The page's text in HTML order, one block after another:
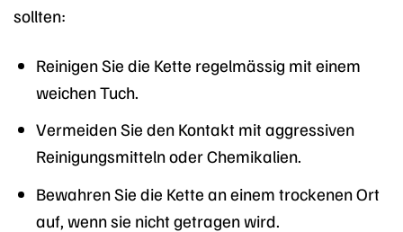
sollten:
Reinigen Sie die Kette regelmässig mit einem
weichen Tuch.
Vermeiden Sie den Kontakt mit aggressiven
Reinigungsmitteln oder Chemikalien.
Bewahren Sie die Kette an einem trockenen Ort
auf, wenn sie nicht getragen wird.